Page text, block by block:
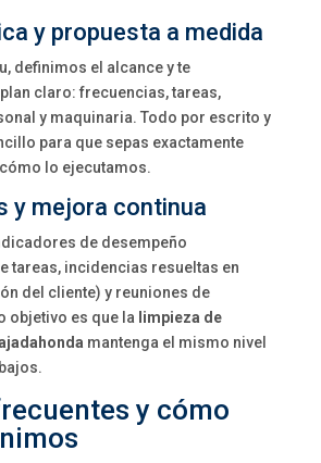
y propuesta a medida
definimos el alcance y te
claro: frecuencias, tareas,
y maquinaria. Todo por escrito y
para que sepas exactamente
lo ejecutamos.
y mejora continua
de desempeño
tareas, incidencias resueltas en
del cliente) y reuniones de
objetivo es que la limpieza de
mantenga el mismo nivel
y cómo